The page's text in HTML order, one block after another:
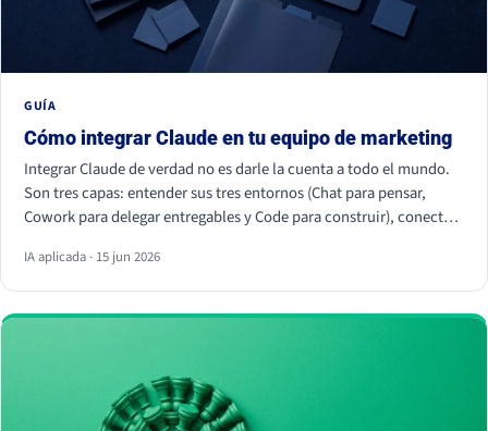
GUÍA
Cómo integrar Claude en tu equipo de marketing
Integrar Claude de verdad no es darle la cuenta a todo el mundo.
Son tres capas: entender sus tres entornos (Chat para pensar,
Cowork para delegar entregables y Code para construir), conectar
para que trabaje con tus datos, y crear Skills que conviertan
vuestra forma de trabajar en algo repetible. La magia no está en el
chat, está en los conectores y los Skills.
IA aplicada · 15 jun 2026